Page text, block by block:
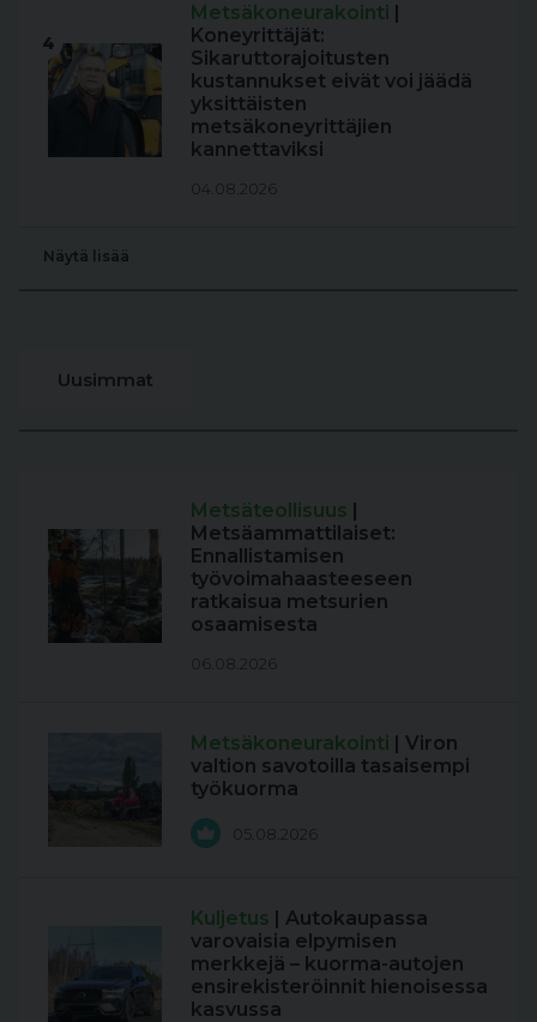
4
Metsäkoneurakointi |
Koneyrittäjät:
Sikaruttorajoitusten
kustannukset eivät voi jäädä
yksittäisten
metsäkoneyrittäjien
kannettaviksi
04.08.2026
Näytä lisää
Uusimmat
Metsäteollisuus |
Metsäammattilaiset:
Ennallistamisen
työvoimahaasteeseen
ratkaisua metsurien
osaamisesta
06.08.2026
Metsäkoneurakointi | Viron
valtion savotoilla tasaisempi
työkuorma
05.08.2026
Kuljetus | Autokaupassa
varovaisia elpymisen
merkkejä – kuorma-autojen
ensirekisteröinnit hienoisessa
kasvussa